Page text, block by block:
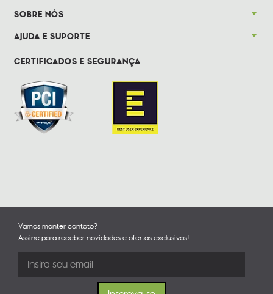
SOBRE NÓS
AJUDA E SUPORTE
CERTIFICADOS E SEGURANÇA
Vamos manter contato?
Assine para receber novidades e ofertas exclusivas!